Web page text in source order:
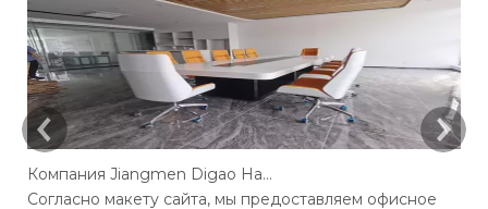
Компания Jiangmen Digao Hardware Products
Согласно макету сайта, мы предоставляем офисное